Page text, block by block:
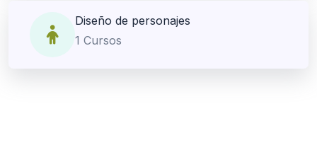
Diseño de personajes
1 Cursos